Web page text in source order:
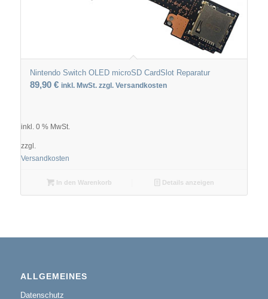
Nintendo Switch OLED microSD CardSlot Reparatur
89,90 € inkl. MwSt. zzgl. Versandkosten
inkl. 0 % MwSt.
zzgl.
Versandkosten
In den Warenkorb Details anzeigen
ALLGEMEINES
Datenschutz